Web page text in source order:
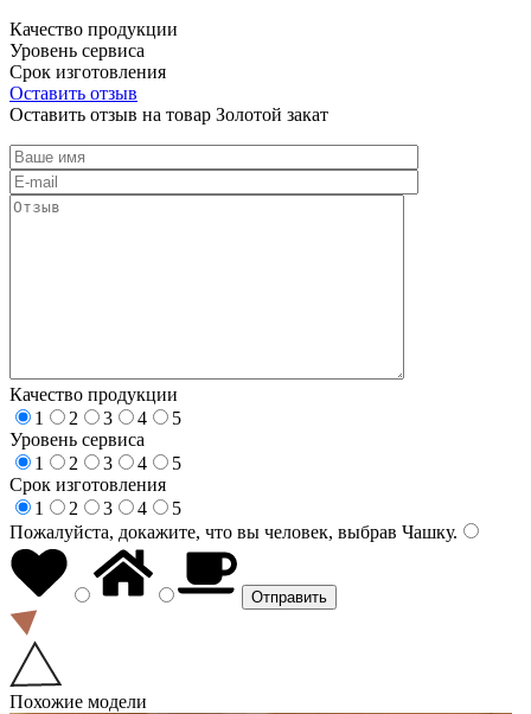
Качество продукции
Уровень сервиса
Срок изготовления
Оставить отзыв
Оставить отзыв на товар Золотой закат
Качество продукции
1
2 3 4
5
Уровень сервиса
1
2 3 4
5
Срок изготовления
1
2 3 4
5
Пожалуйста, докажите, что вы человек, выбрав Чашку.
Похожие модели